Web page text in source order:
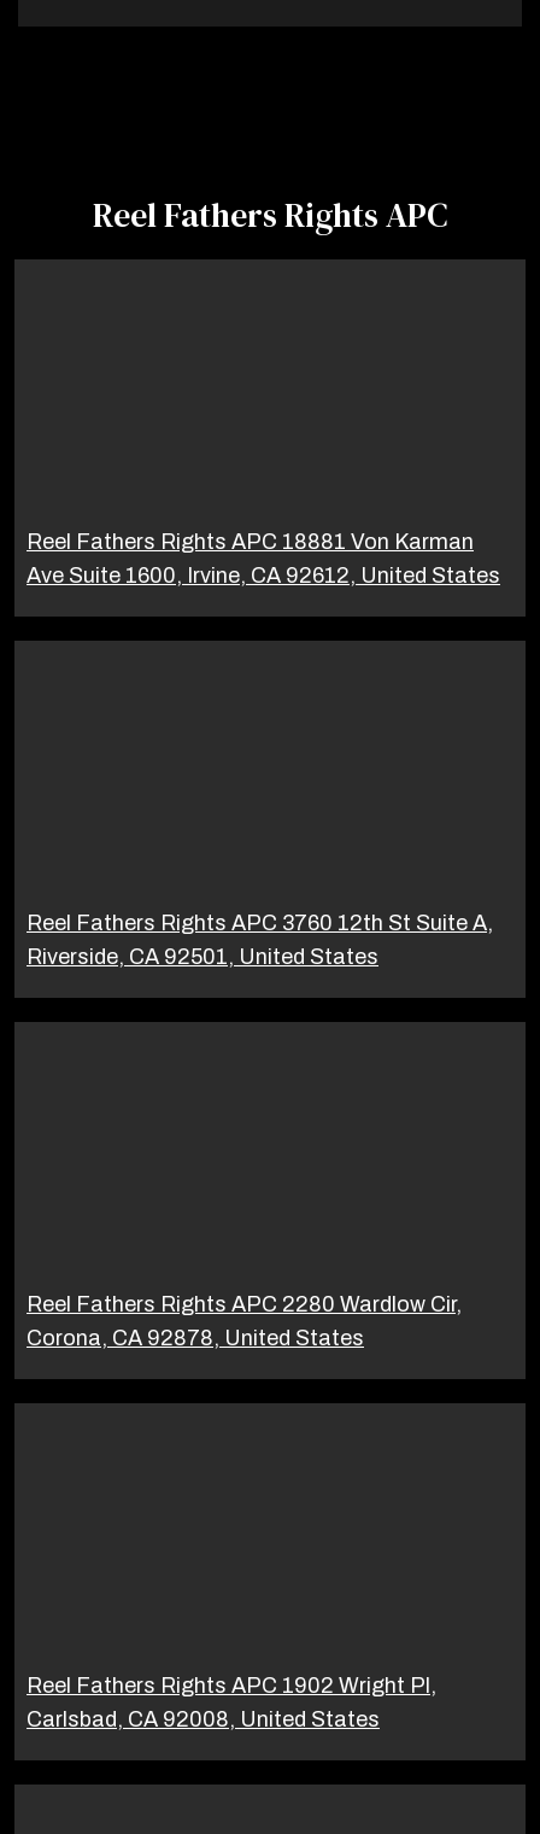
Reel Fathers Rights APC
Reel Fathers Rights APC 18881 Von Karman
Ave Suite 1600, Irvine, CA 92612, United States
Reel Fathers Rights APC 3760 12th St Suite A,
Riverside, CA 92501, United States
Reel Fathers Rights APC 2280 Wardlow Cir,
Corona, CA 92878, United States
Reel Fathers Rights APC 1902 Wright Pl,
Carlsbad, CA 92008, United States